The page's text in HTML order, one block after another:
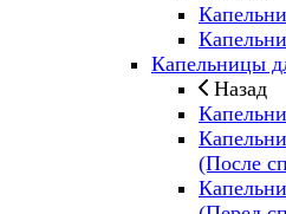
Капельницы
Назад
(После